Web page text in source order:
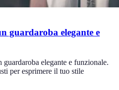
guardaroba elegante e
elegante e funzionale.
per esprimere il tuo stile